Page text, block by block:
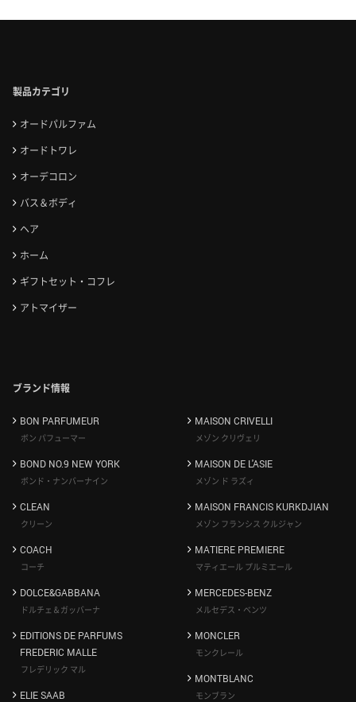
製品カテゴリ
オードパルファム
オードトワレ
オーデコロン
バス＆ボディ
ヘア
ホーム
ギフトセット・コフレ
アトマイザー
ブランド情報
BON PARFUMEUR
ボン パフューマー
BOND NO.9 NEW YORK
ボンド・ナンバーナイン
CLEAN
クリーン
COACH
コーチ
DOLCE&GABBANA
ドルチェ＆ガッバーナ
EDITIONS DE PARFUMS
FREDERIC MALLE
フレデリック マル
ELIE SAAB
MAISON CRIVELLI
メゾン クリヴェリ
MAISON DE L'ASIE
メゾン ド ラズィ
MAISON FRANCIS KURKDJIAN
メゾン フランシス クルジャン
MATIERE PREMIERE
マティエール プルミエール
MERCEDES-BENZ
メルセデス・ベンツ
MONCLER
モンクレール
MONTBLANC
モンブラン